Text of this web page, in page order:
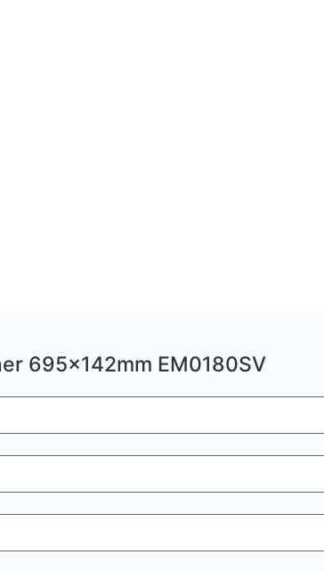
695x142mm EM0180SV